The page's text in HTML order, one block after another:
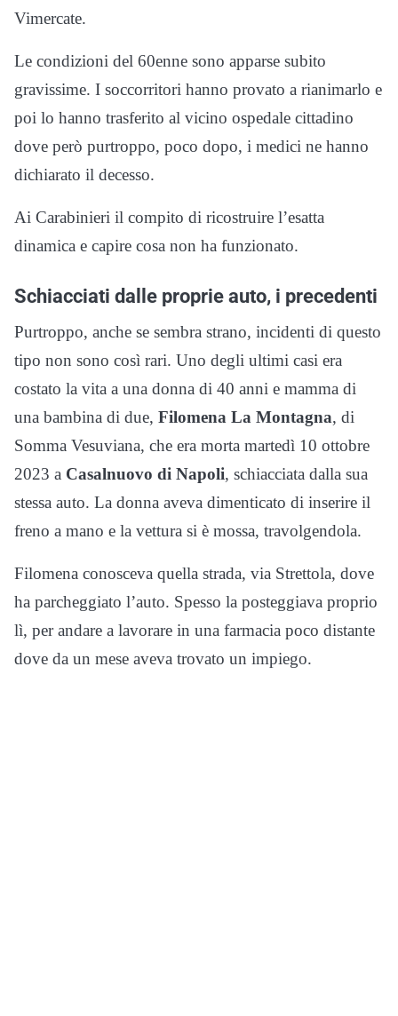
Vimercate.
Le condizioni del 60enne sono apparse subito
gravissime. I soccorritori hanno provato a rianimarlo e
poi lo hanno trasferito al vicino ospedale cittadino
dove però purtroppo, poco dopo, i medici ne hanno
dichiarato il decesso.
Ai Carabinieri il compito di ricostruire l’esatta
dinamica e capire cosa non ha funzionato.
Schiacciati dalle proprie auto, i precedenti
Purtroppo, anche se sembra strano, incidenti di questo
tipo non sono così rari. Uno degli ultimi casi era
costato la vita a una donna di 40 anni e mamma di
una bambina di due, Filomena La Montagna, di
Somma Vesuviana, che era morta martedì 10 ottobre
2023 a Casalnuovo di Napoli, schiacciata dalla sua
stessa auto. La donna aveva dimenticato di inserire il
freno a mano e la vettura si è mossa, travolgendola.
Filomena conosceva quella strada, via Strettola, dove
ha parcheggiato l’auto. Spesso la posteggiava proprio
lì, per andare a lavorare in una farmacia poco distante
dove da un mese aveva trovato un impiego.